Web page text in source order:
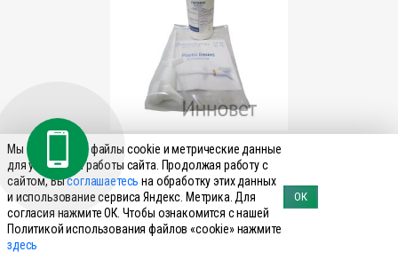
Галофур, 500мл
Цена по запросу
Действующее вещество::Галофугинон
Мы используем файлы cookie и метрические данные
для улучшения работы сайта. Продолжая работу с
сайтом, Высоглашаетесь на обработку этих данных
и использование сервиса Яндекс. Метрика. Для
согласия нажмите ОК. Чтобы ознакомится с нашей
Политикой использования файлов «cookie» нажмите
здесь
ОК